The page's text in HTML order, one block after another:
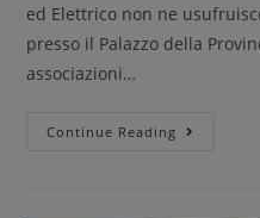
ed Elettrico non ne
presso il Palazzo della
associazioni…
Continue Reading